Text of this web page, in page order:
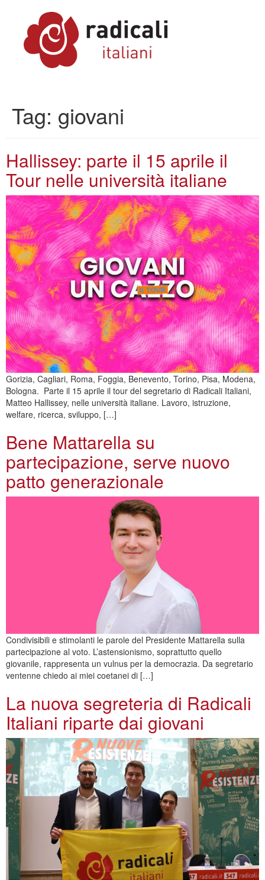
Tag: giovani
Hallissey: parte il 15 aprile il
Tour nelle università italiane
Gorizia, Cagliari, Roma, Foggia, Benevento, Torino, Pisa, Modena,
Bologna. Parte il 15 aprile il tour del segretario di Radicali Italiani,
Matteo Hallissey, nelle università italiane. Lavoro, istruzione,
welfare, ricerca, sviluppo, […]
Bene Mattarella su
partecipazione, serve nuovo
patto generazionale
Condivisibili e stimolanti le parole del Presidente Mattarella sulla
partecipazione al voto. L’astensionismo, soprattutto quello
giovanile, rappresenta un vulnus per la democrazia. Da segretario
ventenne chiedo ai miei coetanei di […]
La nuova segreteria di Radicali
Italiani riparte dai giovani